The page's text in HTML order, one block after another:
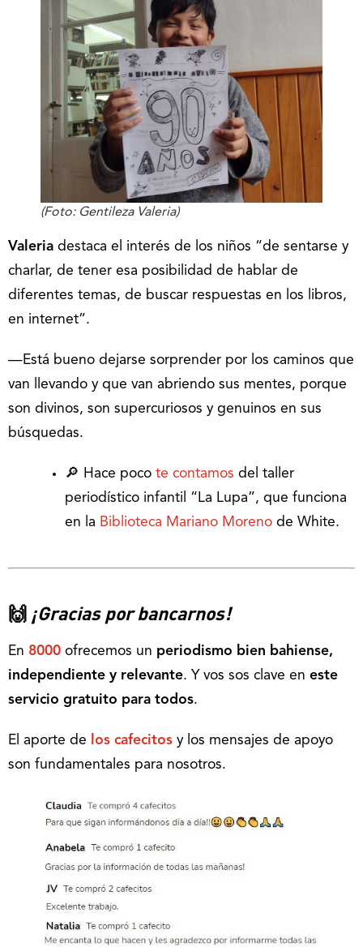
(Foto: Gentileza Valeria)
Valeria destaca el interés de los niños “de sentarse y
charlar, de tener esa posibilidad de hablar de
diferentes temas, de buscar respuestas en los libros,
en internet”.
—Está bueno dejarse sorprender por los caminos que
van llevando y que van abriendo sus mentes, porque
son divinos, son supercuriosos y genuinos en sus
búsquedas.
🔎 Hace poco te contamos del taller
periodístico infantil “La Lupa”, que funciona
en la Biblioteca Mariano Moreno de White.
🙌 ¡Gracias por bancarnos!
En 8000 ofrecemos un periodismo bien bahiense,
independiente y relevante. Y vos sos clave en este
servicio gratuito para todos.
El aporte de los cafecitos y los mensajes de apoyo
son fundamentales para nosotros.